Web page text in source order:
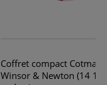
Coffret compact Cotman
Winsor & Newton (14 1/2